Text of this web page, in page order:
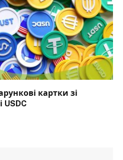
картки зі
USDC